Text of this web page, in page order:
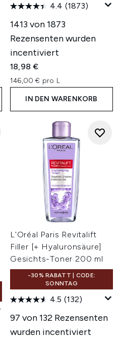
4.4 (1873)
1413 von 1873
Rezensenten wurden
incentiviert
18,98 €
146,00 € pro L
IN DEN WARENKORB
L'Oréal Paris Revitalift
Filler [+ Hyaluronsäure]
Gesichts-Toner 200 ml
-30% RABATT | CODE:
SONNTAG
4.5 (132)
97 von 132 Rezensenten
wurden incentiviert